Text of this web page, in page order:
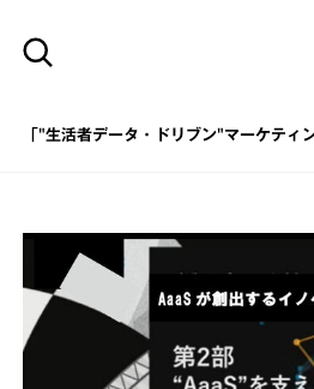
「"生活者データ・ドリブン"マーケティ